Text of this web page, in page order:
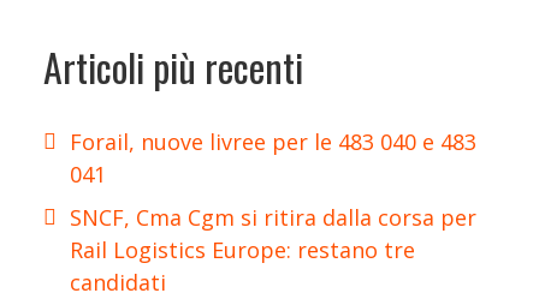
Articoli più recenti
Forail, nuove livree per le 483 040 e 483
041
SNCF, Cma Cgm si ritira dalla corsa per
Rail Logistics Europe: restano tre
candidati